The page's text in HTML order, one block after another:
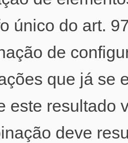
único do art.
de
que já se
este resultado
deve